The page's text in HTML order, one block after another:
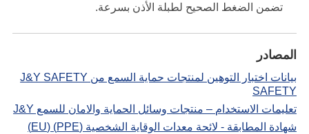
تضمن الضغط الصحيح لطبلة الأذن بسرعة.
المصادر
بيانات اختبار التوهين لمنتجات حماية السمع من J&Y SAFETY
SAFETY
تعليمات الاستخدام – منتجات وسائل الحماية والامان للسمع J&Y
شهادة المطابقة - لائحة معدات الوقاية الشخصية (PPE) (EU)